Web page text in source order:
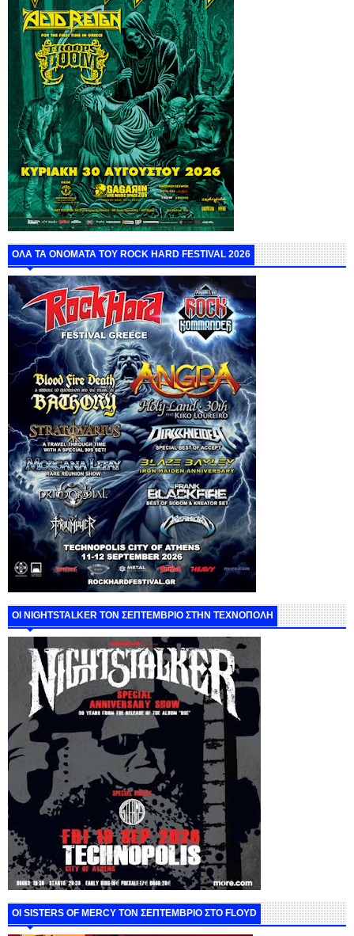
ΟΛΑ ΤΑ ΟΝΟΜΑΤΑ ΤΟΥ ROCK HARD FESTIVAL 2026
ΟΙ NIGHTSTALKER ΤΟΝ ΣΕΠΤΕΜΒΡΙΟ ΣΤΗΝ ΤΕΧΝΟΠΟΛΗ
ΟΙ SISTERS OF MERCY ΤΟΝ ΣΕΠΤΕΜΒΡΙΟ ΣΤΟ FLOYD